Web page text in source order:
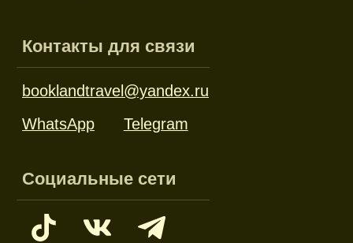
Ликвидация
ИП Колокольникова Алена
Романовна ИНН 500118982901
Публичная оферта
Оплата и доставка